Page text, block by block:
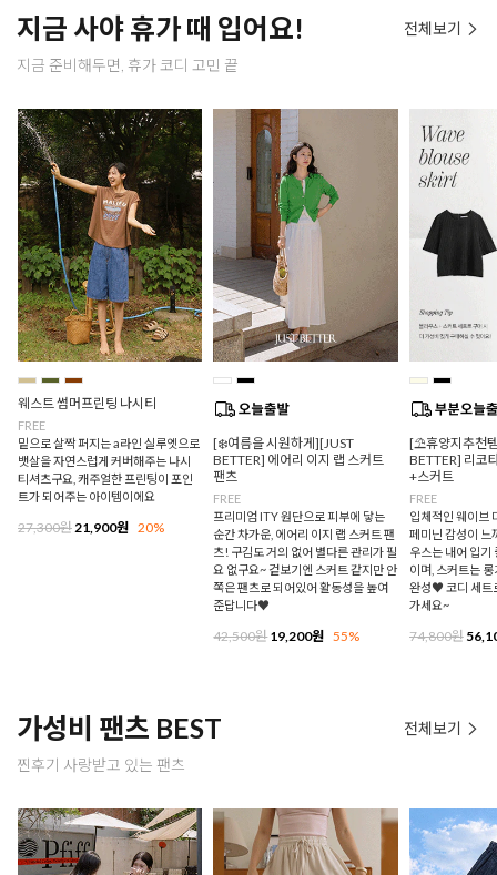
지금 사야 휴가 때 입어요!
지금 준비해두면, 휴가 코디 고민 끝
전체보기
웨스트 썸머프린팅 나시티
FREE
밑으로 살짝 퍼지는 a라인 실루엣으로
뱃살을 자연스럽게 커버해주는 나시
티셔츠구요, 캐주얼한 프린팅이 포인
트가 되어주는 아이템이에요
27,300원 21,900원 20%
[❄️여름을 시원하게][JUST
BETTER] 에어리 이지 랩 스커트
팬츠
FREE
프리미엄 ITY 원단으로 피부에 닿는
순간 차가운, 에어리 이지 랩 스커트 팬
츠! 구김도 거의 없어 별다른 관리가 필
요 없구요~ 겉보기엔 스커트 같지만 안
쪽은 팬츠로 되어있어 활동성을 높여
준답니다♥
42,500원19,200원 55%
[⛱️휴양지추천
BETTER] 리코
+스커트
FREE
입체적인 웨이브
페미닌 감성이 느
우스는 내어 입기
이며, 스커트는
완성♥ 코디 세트
가세요~
74,800원
가성비 팬츠 BEST
찐후기 사랑받고 있는 팬츠
전체보기